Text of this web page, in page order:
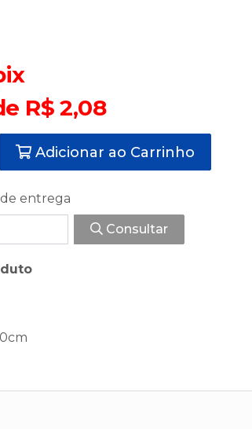
R$ 2,08
Adicionar ao Carrinho
entrega
Consultar